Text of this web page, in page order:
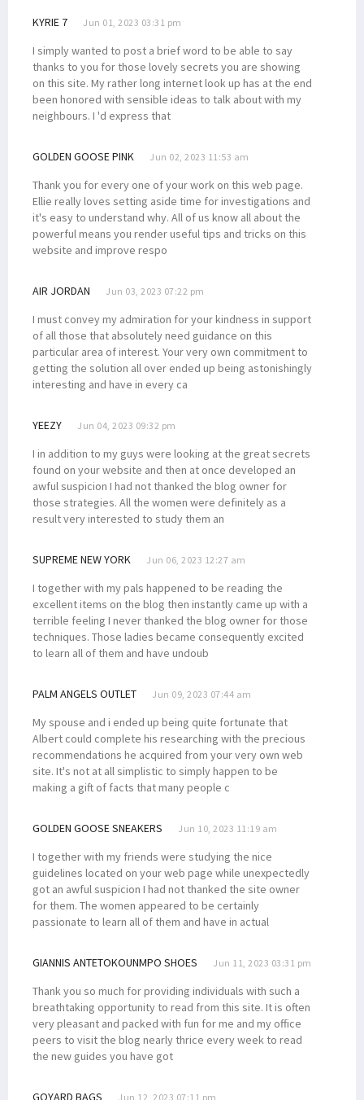
KYRIE 7 Jun 01, 2023 03:31 pm
I simply wanted to post a brief word to be able to say
thanks to you for those lovely secrets you are showing
on this site. My rather long internet look up has at the end
been honored with sensible ideas to talk about with my
neighbours. I 'd express that
GOLDEN GOOSE PINK Jun 02, 2023 11:53 am
Thank you for every one of your work on this web page.
Ellie really loves setting aside time for investigations and
it's easy to understand why. All of us know all about the
powerful means you render useful tips and tricks on this
website and improve respo
AIR JORDAN Jun 03, 2023 07:22 pm
I must convey my admiration for your kindness in support
of all those that absolutely need guidance on this
particular area of interest. Your very own commitment to
getting the solution all over ended up being astonishingly
interesting and have in every ca
YEEZY Jun 04, 2023 09:32 pm
I in addition to my guys were looking at the great secrets
found on your website and then at once developed an
awful suspicion I had not thanked the blog owner for
those strategies. All the women were definitely as a
result very interested to study them an
SUPREME NEW YORK Jun 06, 2023 12:27 am
I together with my pals happened to be reading the
excellent items on the blog then instantly came up with a
terrible feeling I never thanked the blog owner for those
techniques. Those ladies became consequently excited
to learn all of them and have undoub
PALM ANGELS OUTLET Jun 09, 2023 07:44 am
My spouse and i ended up being quite fortunate that
Albert could complete his researching with the precious
recommendations he acquired from your very own web
site. It's not at all simplistic to simply happen to be
making a gift of facts that many people c
GOLDEN GOOSE SNEAKERS Jun 10, 2023 11:19 am
I together with my friends were studying the nice
guidelines located on your web page while unexpectedly
got an awful suspicion I had not thanked the site owner
for them. The women appeared to be certainly
passionate to learn all of them and have in actual
GIANNIS ANTETOKOUNMPO SHOES Jun 11, 2023 03:31 pm
Thank you so much for providing individuals with such a
breathtaking opportunity to read from this site. It is often
very pleasant and packed with fun for me and my office
peers to visit the blog nearly thrice every week to read
the new guides you have got
GOYARD BAGS Jun 12, 2023 07:11 pm